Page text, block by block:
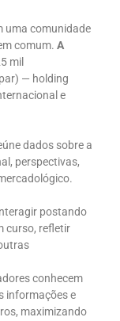
uma comunidade
comum.A
mil
— holding
e
dados sobre a
perspectivas,
postando
curso, refletir
conhecem
informações e
maximizando